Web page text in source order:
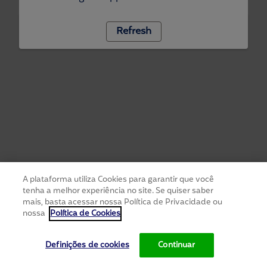
Refresh
A plataforma utiliza Cookies para garantir que você
tenha a melhor experiência no site. Se quiser saber
mais, basta acessar nossa Política de Privacidade ou
nossa Política de Cookies
Definições de cookies Continuar